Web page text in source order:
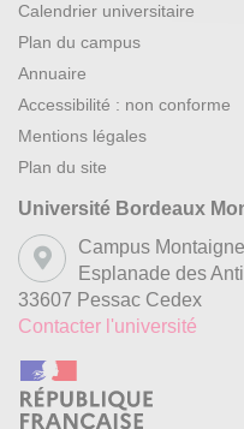
Calendrier universitaire
Plan du campus
Annuaire
Accessibilité : non conforme
Mentions légales
Plan du site
Université Bordeaux
Campus Montaigne
Esplanade des
33607 Pessac Cedex
Contacter l'université